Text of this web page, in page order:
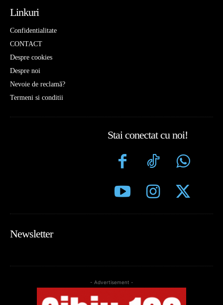
Linkuri
Confidentialitate
CONTACT
Despre cookies
Despre noi
Nevoie de reclamă?
Termeni si conditii
Stai conectat cu noi!
Newsletter
- Advertisement -